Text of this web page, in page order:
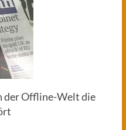
der Offline-Welt die